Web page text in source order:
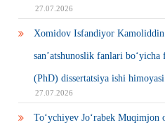
27.07.2026
Xomidov Isfandiyor Kamoliddin
san’atshunoslik fanlari
(PhD) dissertatsiya ishi
27.07.2026
To‘ychiyev Jo‘rabek Muqimjon